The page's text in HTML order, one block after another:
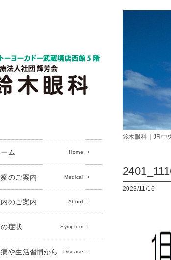
ム Home
のご案内 Medical
内のご案内 About
の症状 Symptom
や生活習慣から Disease
鈴木眼科｜JR中
2023/11/16